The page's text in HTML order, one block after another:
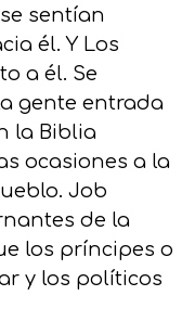
sentían
él. Y Los
a él. Se
gente entrada
la Biblia
ocasiones a la
Job
de la
los príncipes o
y los políticos